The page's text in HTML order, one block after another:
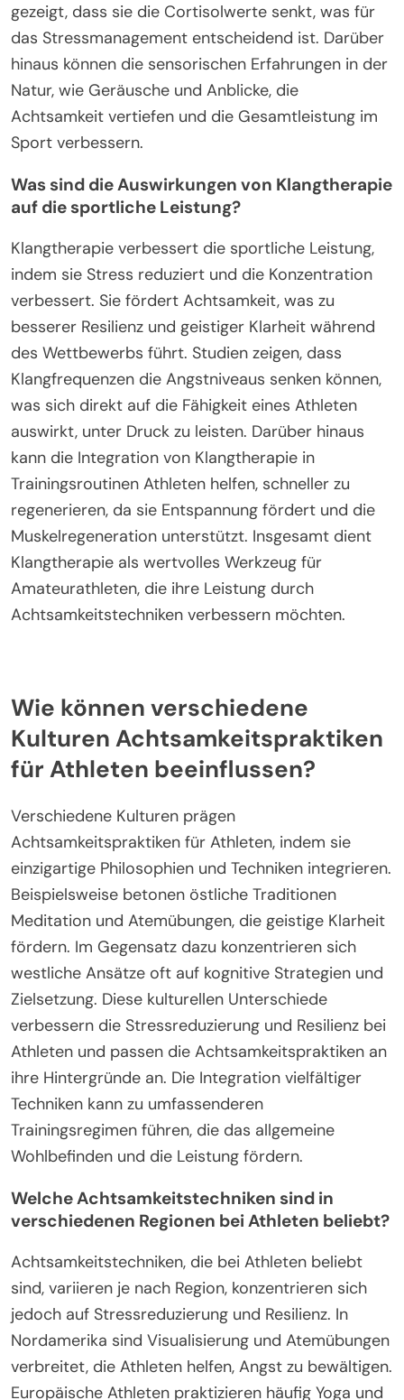
gezeigt, dass sie die Cortisolwerte senkt, was für
das Stressmanagement entscheidend ist. Darüber
hinaus können die sensorischen Erfahrungen in der
Natur, wie Geräusche und Anblicke, die
Achtsamkeit vertiefen und die Gesamtleistung im
Sport verbessern.
Was sind die Auswirkungen von Klangtherapie
auf die sportliche Leistung?
Klangtherapie verbessert die sportliche Leistung,
indem sie Stress reduziert und die Konzentration
verbessert. Sie fördert Achtsamkeit, was zu
besserer Resilienz und geistiger Klarheit während
des Wettbewerbs führt. Studien zeigen, dass
Klangfrequenzen die Angstniveaus senken können,
was sich direkt auf die Fähigkeit eines Athleten
auswirkt, unter Druck zu leisten. Darüber hinaus
kann die Integration von Klangtherapie in
Trainingsroutinen Athleten helfen, schneller zu
regenerieren, da sie Entspannung fördert und die
Muskelregeneration unterstützt. Insgesamt dient
Klangtherapie als wertvolles Werkzeug für
Amateurathleten, die ihre Leistung durch
Achtsamkeitstechniken verbessern möchten.
Wie können verschiedene
Kulturen Achtsamkeitspraktiken
für Athleten beeinflussen?
Verschiedene Kulturen prägen
Achtsamkeitspraktiken für Athleten, indem sie
einzigartige Philosophien und Techniken integrieren.
Beispielsweise betonen östliche Traditionen
Meditation und Atemübungen, die geistige Klarheit
fördern. Im Gegensatz dazu konzentrieren sich
westliche Ansätze oft auf kognitive Strategien und
verbessern die Stressreduzierung und Resilienz bei
Athleten und passen die Achtsamkeitspraktiken an
ihre Hintergründe an. Die Integration vielfältiger
Techniken kann zu umfassenderen
Trainingsregimen führen, die das allgemeine
Wohlbefinden und die Leistung fördern.
Welche Achtsamkeitstechniken sind in